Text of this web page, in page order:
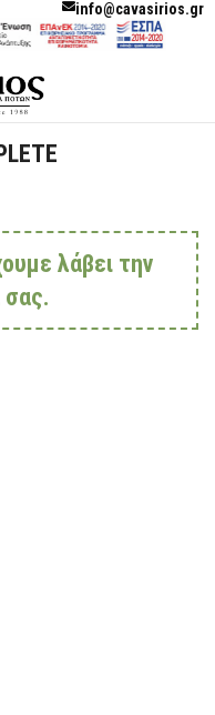
info@cavasirios.gr
λάβει την
σας.